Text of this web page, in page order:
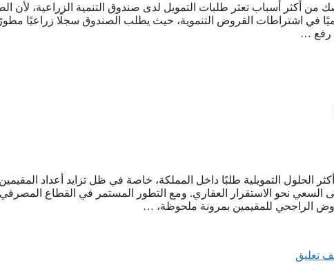
أسباب تعثر طلبات التمويل لدى صندوق التنمية الزراعية، لأن
في اشتراطات القروض التنموية، حيث يطلب الصندوق سجلًا زراعيًا
رفع …
الحلول التمويلية طلبًا داخل المملكة، خاصة في ظل تزايد أعداد
السعي نحو الاستقرار العقاري. ومع التطور المستمر في القطاع المصرفي
الراجحي للمقيمين بمرونة ملحوظة، …
تعليق